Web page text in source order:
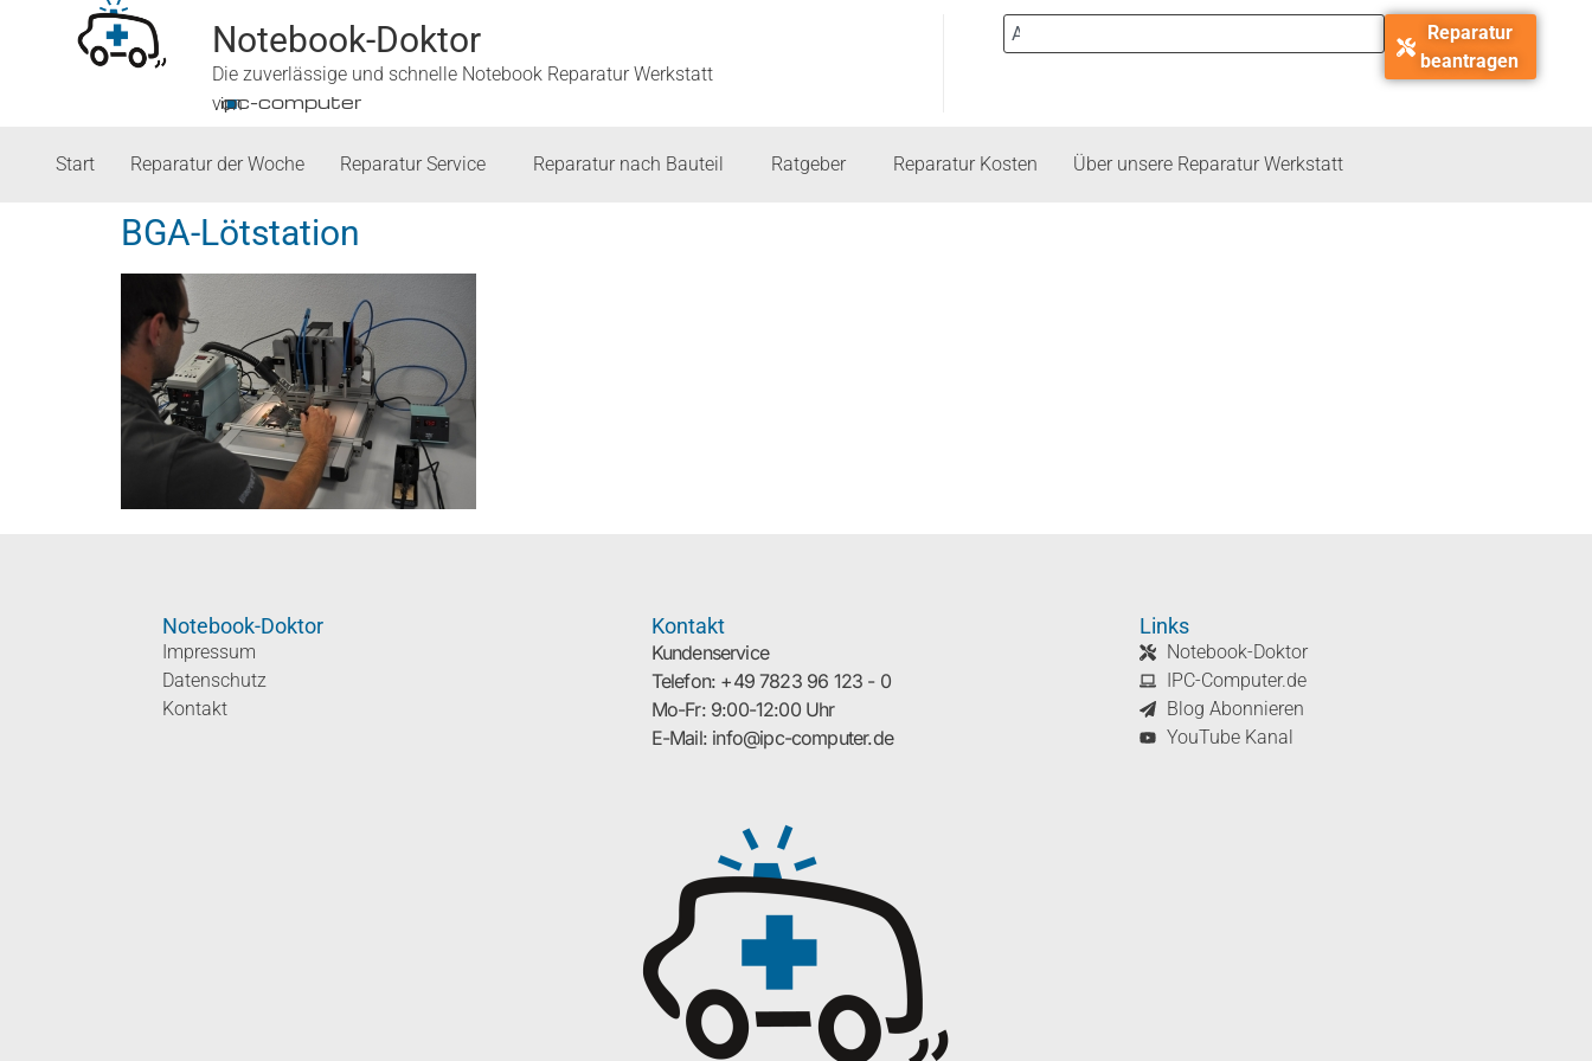
Notebook-Doktor
Die zuverlässige und schnelle Notebook Reparatur Werkstatt
von
■
ipc-computer
Reparatur
beantragen
Start Reparatur der Woche Reparatur Service Reparatur nach Bauteil Ratgeber Reparatur Kosten Über unsere Reparatur Werkstatt
BGA-Lötstation
Notebook-Doktor
Impressum
Datenschutz
Kontakt
Kontakt
Kundenservice
Telefon: +49 7823 96 123 - 0
Mo-Fr: 9:00-12:00 Uhr
E-Mail: info@ipc-computer.de
Links
Notebook-Doktor
IPC-Computer.de
Blog Abonnieren
YouTube Kanal